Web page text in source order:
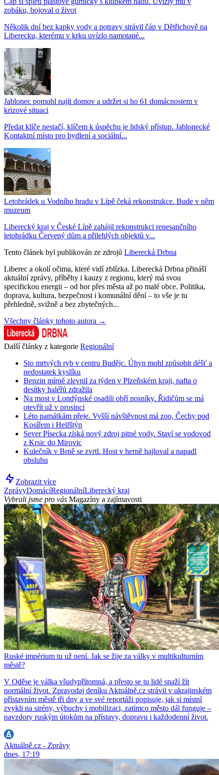
zobáku, bojoval o život
Několik dní bez kapky vody a potravy strávil čáp v Dětřichově na
Liberecku, kterému v krku uvízlo namotané...
Jablonec pomohl najít domov a udržet si ho 61 domácnostem v
krizové situaci
Předat klíče nestačí, klíčem k úspěchu je lidský přístup. Jablonecké
Kontaktní místo pro bydlení a sociální...
Letohrádek u Vodního hradu v Lípě čeká rekonstrukce. Bude v něm
muzeum
Liberecký kraj v České Lípě zahájil rekonstrukci renesančního
letohrádku Červený dům a přilehlých objektů v...
Tento článek byl publikován ze zdrojů Liberecká Drbna
Liberec a okolí očima, které vidí zblízka. Liberecká Drbna přináší
aktuální zprávy, příběhy i kauzy z regionu, který má svou
specifickou energii – od hor přes města až po malé obce. Politika,
doprava, kultura, bezpečnost i komunální dění – to vše je tu
přehledně, svižně a bez zbytečných...
Všechny články tohoto autora →
Další články z kategorie Regionální
Sto mrtvých ryb v centru Budějc. Úhyn mohl způsobit déšť a
nedostatek kyslíku
Benzin mírně zlevnil za týden v Plzeňském kraji, nafta o
desítky haléřů zdražila
Na most v Londýnské osadili obří nosníky. Řidičům se má
otevřít už v prosinci
Léto památkám přeje. Vyšší návštěvnost má zoo, Čechy pod
Kosířem i Helfštýn
Sever Písecka získá nový zdroj pitné vody. Staví se vodovod
z Krsic do Mirovic
Kulečník v Brně se zvrtl. Host v herně hajloval a napadl
obsluhu
Zobrazit více
ZprávyDomácíRegionálníLiberecký kraj
Vybrali jsme pro vás Magazíny a zajímavosti
Ruské impérium tu už není. Jak se žije za války v multikulturním
městě?
V Oděse je válka všudypřítomná, a přesto se tu lidé snaží žít
normální život. Zpravodaj deníku Aktuálně.cz strávil v ukrajinském
přístavním městě tři dny a ve své reportáži popisuje, jak si místní
zvykli na sirény, výbuchy i mobilizaci, zatímco město dál funguje –
navzdory ruským útokům na přístavy, dopravu i každodenní život.
Aktuálně.cz - Zprávy
dnes, 17:19